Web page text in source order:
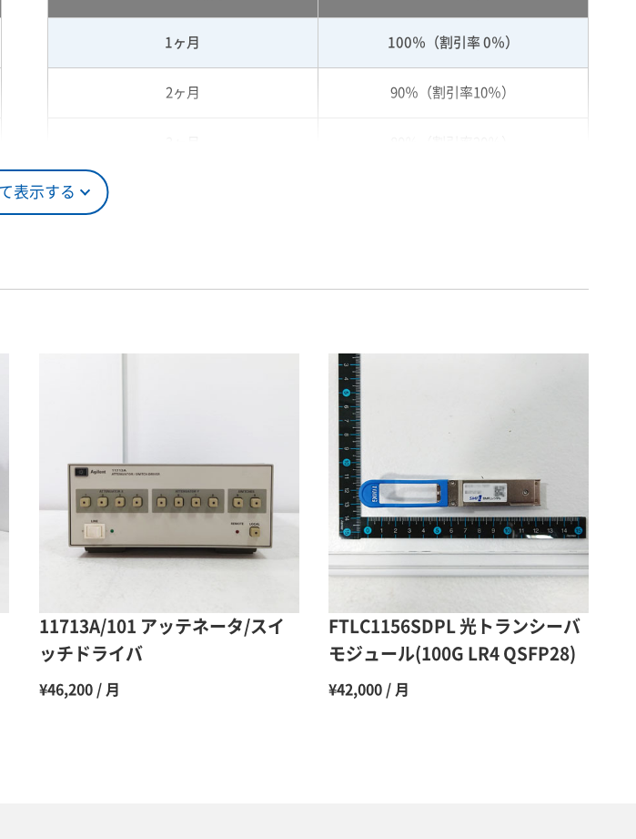
表示する
1ヶ月 100％（割引率 0％）
2ヶ月 90％（割引率10％）
6ヶ月 65％（割引率35％）
10ヶ月 48％（割引率52％）
11ヶ月 47％（割引率53％）
11713A/101 アッテネータ/スイ
ッチドライバ
¥46,200 / 月
FTLC1156SDPL 光トランシーバ
モジュール(100G LR4 QSFP28)
¥42,000 / 月